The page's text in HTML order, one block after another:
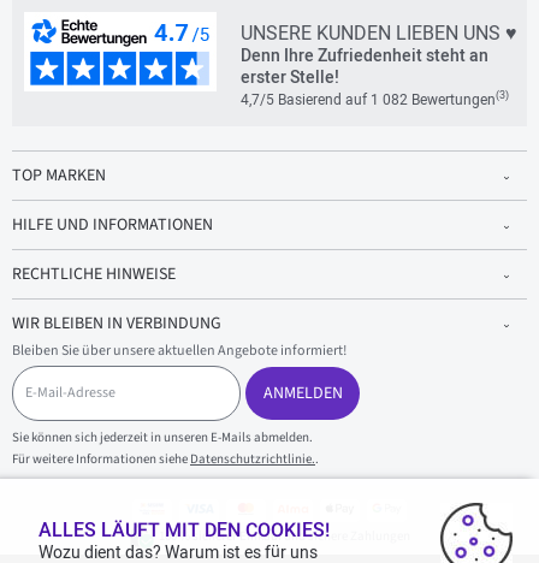
UNSERE KUNDEN LIEBEN UNS ♥
Denn Ihre Zufriedenheit steht an
erster Stelle!
4,7/5 Basierend auf 1 082 Bewertungen(3)
TOP MARKEN
HILFE UND INFORMATIONEN
RECHTLICHE HINWEISE
WIR BLEIBEN IN VERBINDUNG
Bleiben Sie über unsere aktuellen Angebote informiert!
E
-
M
a
i
l
ANMELDEN
Sie können sich jederzeit in unseren E-Mails abmelden.
Für weitere Informationen siehe Datenschutzrichtlinie..
100 % sicherer Einkauf und sichere Zahlungen
ALLES LÄUFT MIT DEN COOKIES!
Wozu dient das? Warum ist es für uns